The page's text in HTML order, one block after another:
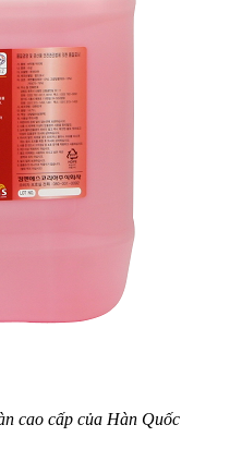
cao cấp của Hàn Quốc